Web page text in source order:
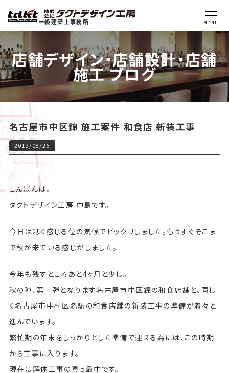
一級建築士事務所 MENU
店舗デザイン・店舗設計・店舗
施工 ブログ
名古屋市中区錦 施工案件 和食店 新装工事
2013/08/26
こんばんは。
タクトデザイン工房 中島です。
今日は寒く感じる位の気候でビックリしました。もうすぐそこま
で秋が来ている感じがしました。
今年も残すところあと4ヶ月と少し。
秋の陣、第一弾となります名古屋市中区錦の和食店舗と、同じ
く名古屋市中村区名駅の和食店舗の新装工事の準備が着々と
進んでいます。
繁忙期の年末をしっかりとした準備で迎える為には、この時期
から工事に入ります。
現在は解体工事の真っ最中です。